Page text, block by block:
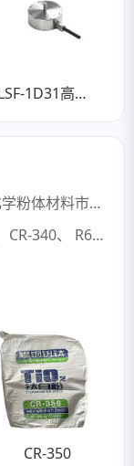
LSF-1D31高精度拉压式传感器
东莞市吉顺进出口有限公司专业从事化学粉体材料市场销售和服务工作，以二氧化钛为核心业务，代理及销售：JABTI、泛能拓、科慕、日本石原、康诺斯、龙佰等全球一线品牌二氧化钛，产品矩阵涵盖有机/无机粉体及精细化工助剂，全面赋能涂料、油墨、塑料、橡胶、色母粒等产业。 公司恪守 “品质第—” 的核心理念，致力于打造全国zui具竞争力的二氧化钛供应链。凭借专业的团队与不懈努力，我们赢得了市场的广泛信赖与卓越口碑。诚邀业界伙伴携手合作，共创价值！
CR-340、 R6618T
CR-350